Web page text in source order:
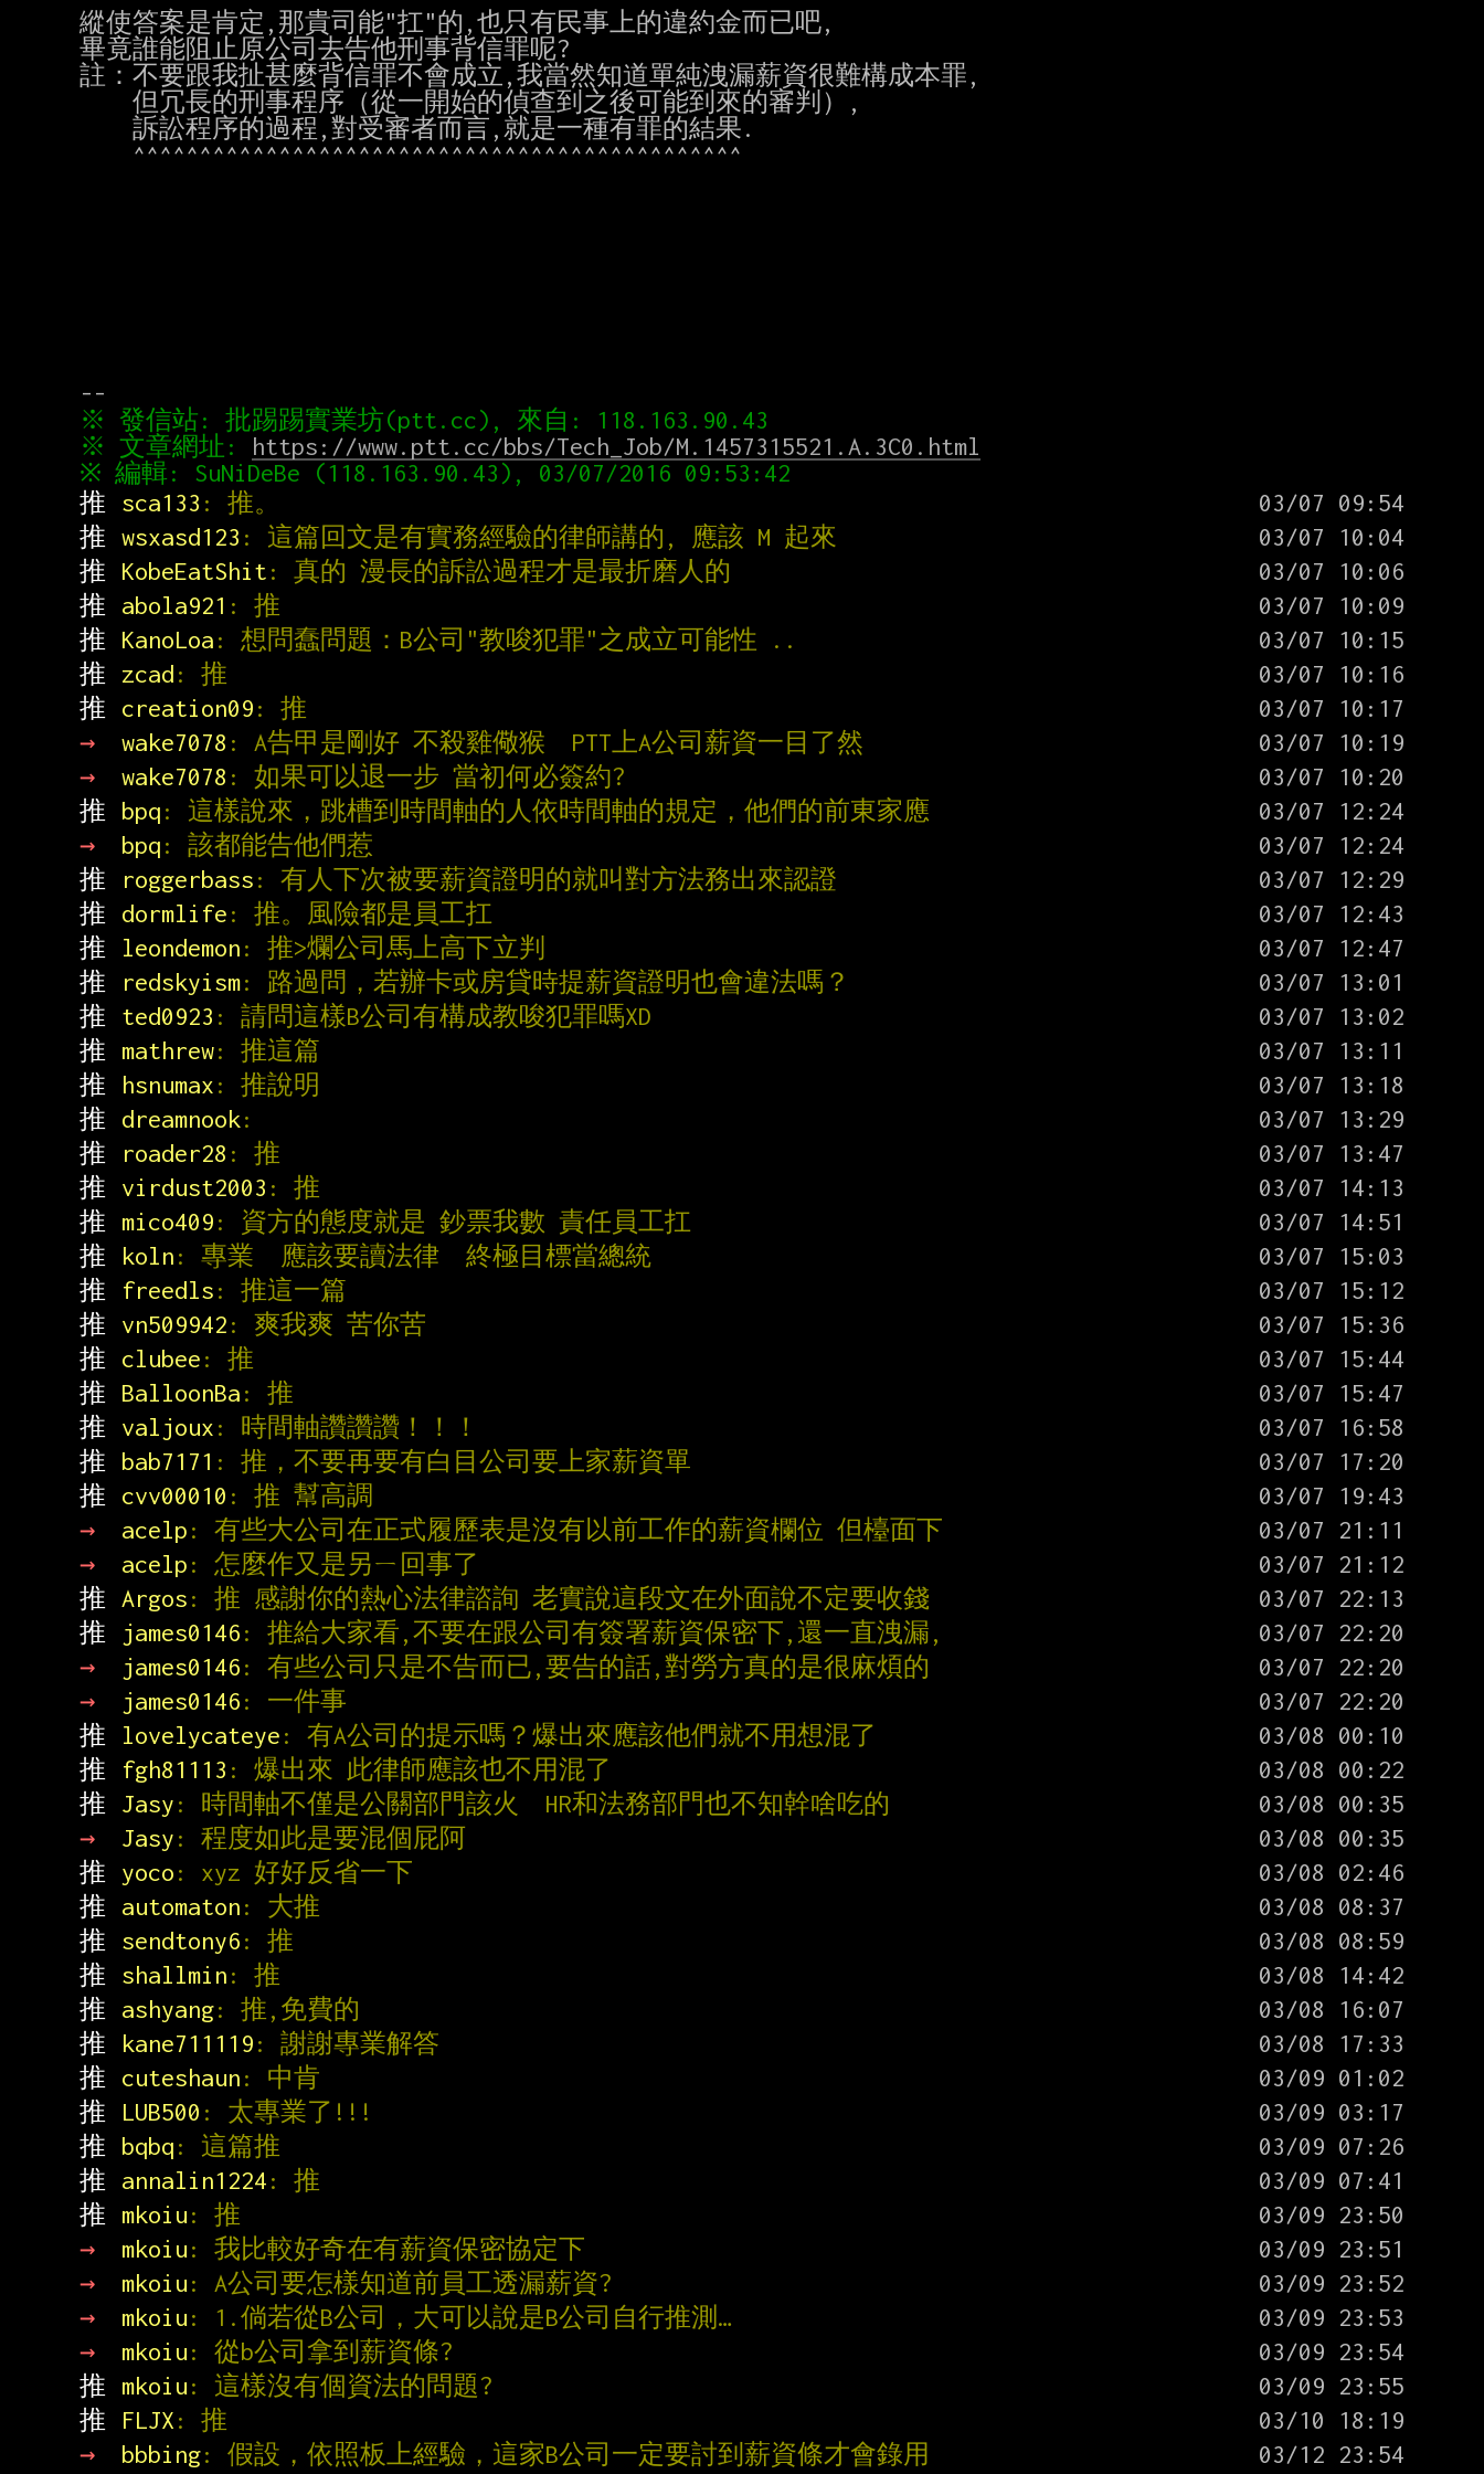
縱使答案是肯定,那貴司能"扛"的,也只有民事上的違約金而已吧,
畢竟誰能阻止原公司去告他刑事背信罪呢?
註：不要跟我扯甚麼背信罪不會成立,我當然知道單純洩漏薪資很難構成本罪,
但冗長的刑事程序（從一開始的偵查到之後可能到來的審判）,
訴訟程序的過程,對受審者而言,就是一種有罪的結果.
※ 文章網址: https://www.ptt.cc/bbs/Tech_Job/M.1457315521.A.3C0.html
推
sca133 : 推。
推 wsxasd123 : 這篇回文是有實務經驗的律師講的, 應該 M 起來
推
KobeEatShit: 真的 漫長的訴訟過程才是最折磨人的
推
abola921 : 推
推
KanoLoa: 想問蠢問題：B公司"教唆犯罪"之成立可能性 ..
推
zcad: 推
推
creation09: 推
→
wake7078 : A告甲是剛好 不殺雞儆猴  PTT上A公司薪資一目了然
→
wake7078 : 如果可以退一步 當初何必簽約?
推
bpq: 這樣說來，跳槽到時間軸的人依時間軸的規定，他們的前東家應
→
bpq: 該都能告他們惹
推
roggerbass: 有人下次被要薪資證明的就叫對方法務出來認證
推
dormlife: 推。風險都是員工扛
推
leondemon: 推>爛公司馬上高下立判
推
redskyism: 路過問，若辦卡或房貸時提薪資證明也會違法嗎？
推
ted0923 : 請問這樣B公司有構成教唆犯罪嗎XD
推
mathrew: 推這篇
推
hsnumax: 推說明
推
dreamnook:
推
roader28 : 推
推
virdust2003 : 推
推
mico409: 資方的態度就是 鈔票我數 責任員工扛
推
koln: 專業  應該要讀法律  終極目標當總統
推
freedls: 推這一篇
推
vn509942: 爽我爽 苦你苦
推
clubee: 推
推
BalloonBa: 推
推
valjoux: 時間軸讚讚讚！！！
推
bab7171 : 推，不要再要有白目公司要上家薪資單
推
cvv00010 : 推 幫高調
→
acelp: 有些大公司在正式履歷表是沒有以前工作的薪資欄位 但檯面下
→
acelp: 怎麼作又是另ㄧ回事了
推
Argos: 推 感謝你的熱心法律諮詢 老實說這段文在外面說不定要收錢
推
james0146: 推給大家看,不要在跟公司有簽署薪資保密下,還一直洩漏,
→
james0146: 有些公司只是不告而已,要告的話,對勞方真的是很麻煩的
→
james0146: 一件事
推
lovelycateye: 有A公司的提示嗎？爆出來應該他們就不用想混了
推
fgh81113 : 爆出來 此律師應該也不用混了
推
Jasy: 時間軸不僅是公關部門該火  HR和法務部門也不知幹啥吃的
→
Jasy: 程度如此是要混個屁阿
推
yoco: xyz 好好反省一下
推
automaton: 大推
推
sendtony6: 推
推
shallmin: 推
推
ashyang: 推,免費的
推
kane711119: 謝謝專業解答
推
cuteshaun: 中肯
推
LUB500 : 太專業了!!!
推
bqbq: 這篇推
推
annalin1224: 推
推
mkoiu: 推
→
mkoiu: 我比較好奇在有薪資保密協定下
→
mkoiu: A公司要怎樣知道前員工透漏薪資?
→
mkoiu: 1.倘若從B公司，大可以說是B公司自行推測…
→
mkoiu: 從b公司拿到薪資條?
推
mkoiu: 這樣沒有個資法的問題?
推
FLJX: 推
→
bbbing: 假設，依照板上經驗，這家B公司一定要討到薪資條才會錄用